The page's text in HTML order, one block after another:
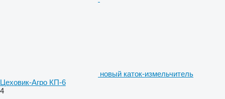
новый каток-измельчитель
Цеховик-Агро КП-6
4